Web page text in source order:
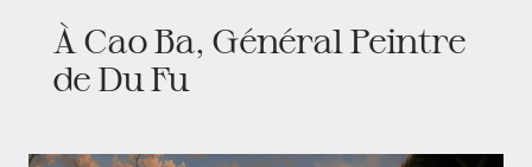
À Cao Ba, Général Peintre
de Du Fu